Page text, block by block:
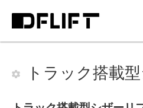
トラック搭載